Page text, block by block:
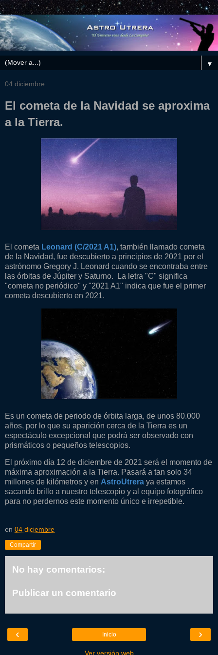
▼
04 diciembre
El cometa de la Navidad se aproxima
a la Tierra.
El cometa Leonard (C/2021 A1), también llamado cometa
de la Navidad, fue descubierto a principios de 2021 por el
astrónomo Gregory J. Leonard cuando se encontraba entre
las órbitas de Júpiter y Saturno. La letra "C" significa
"cometa no periódico" y "2021 A1" indica que fue el primer
cometa descubierto en 2021.
Es un cometa de periodo de órbita larga, de unos 80.000
años, por lo que su aparición cerca de la Tierra es un
espectáculo excepcional que podrá ser observado con
prismáticos o pequeños telescopios.
El próximo día 12 de diciembre de 2021 será el momento de
máxima aproximación a la Tierra. Pasará a tan solo 34
millones de kilómetros y en AstroUtrera ya estamos
sacando brillo a nuestro telescopio y al equipo fotográfico
para no perdernos este momento único e irrepetible.
en 04 diciembre
Compartir
No hay comentarios:
Publicar un comentario
‹ ›
Inicio
Ver versión web